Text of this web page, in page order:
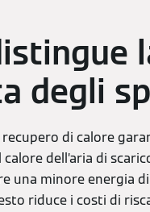
degli
di calore
dell’aria di
una minore energia
riduce i costi di